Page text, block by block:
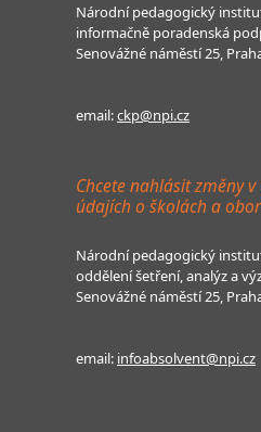
Národní pedagogický
informačně poradenská
Senovážné náměstí 25,
email:ckp@npi.cz
Chcete nahlásit změny v
údajích o školách a
Národní pedagogický
oddělení šetření, analýz a
Senovážné náměstí 25,
email: infoabsolvent@npi.cz